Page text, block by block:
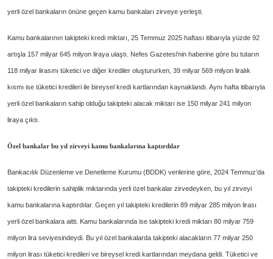
yerli özel bankaların önüne geçen kamu bankaları zirveye yerleşti.
Kamu bankalarının takipteki kredi miktarı, 25 Temmuz 2025 haftası itibarıyla yüzde 92
artışla 157 milyar 645 milyon liraya ulaştı. Nefes Gazetesi'nin haberine göre bu tutarın
118 milyar lirasını tüketici ve diğer krediler oluştururken, 39 milyar 569 milyon liralık
kısmı ise tüketici kredileri ile bireysel kredi kartlarından kaynaklandı. Aynı hafta itibarıyla
yerli özel bankaların sahip olduğu takipteki alacak miktarı ise 150 milyar 241 milyon
liraya çıktı.
Özel bankalar bu yıl zirveyi kamu bankalarına kaptırdılar
Bankacılık Düzenleme ve Denetleme Kurumu (BDDK) verilerine göre, 2024 Temmuz’da
takipteki kredilerin sahiplik miktarında yerli özel bankalar zirvedeyken, bu yıl zirveyi
kamu bankalarına kaptırdılar. Geçen yıl takipteki kredilerin 89 milyar 285 milyon lirası
yerli özel bankalara aitti. Kamu bankalarında ise takipteki kredi miktarı 80 milyar 759
milyon lira seviyesindeydi. Bu yıl özel bankalarda takipteki alacakların 77 milyar 250
milyon lirası tüketici kredileri ve bireysel kredi kartlarından meydana geldi. Tüketici ve